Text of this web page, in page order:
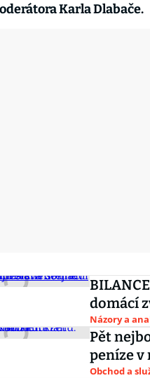
Karla Dlabače.
domácí
Názory a
Pět
peníze v
Obchod a